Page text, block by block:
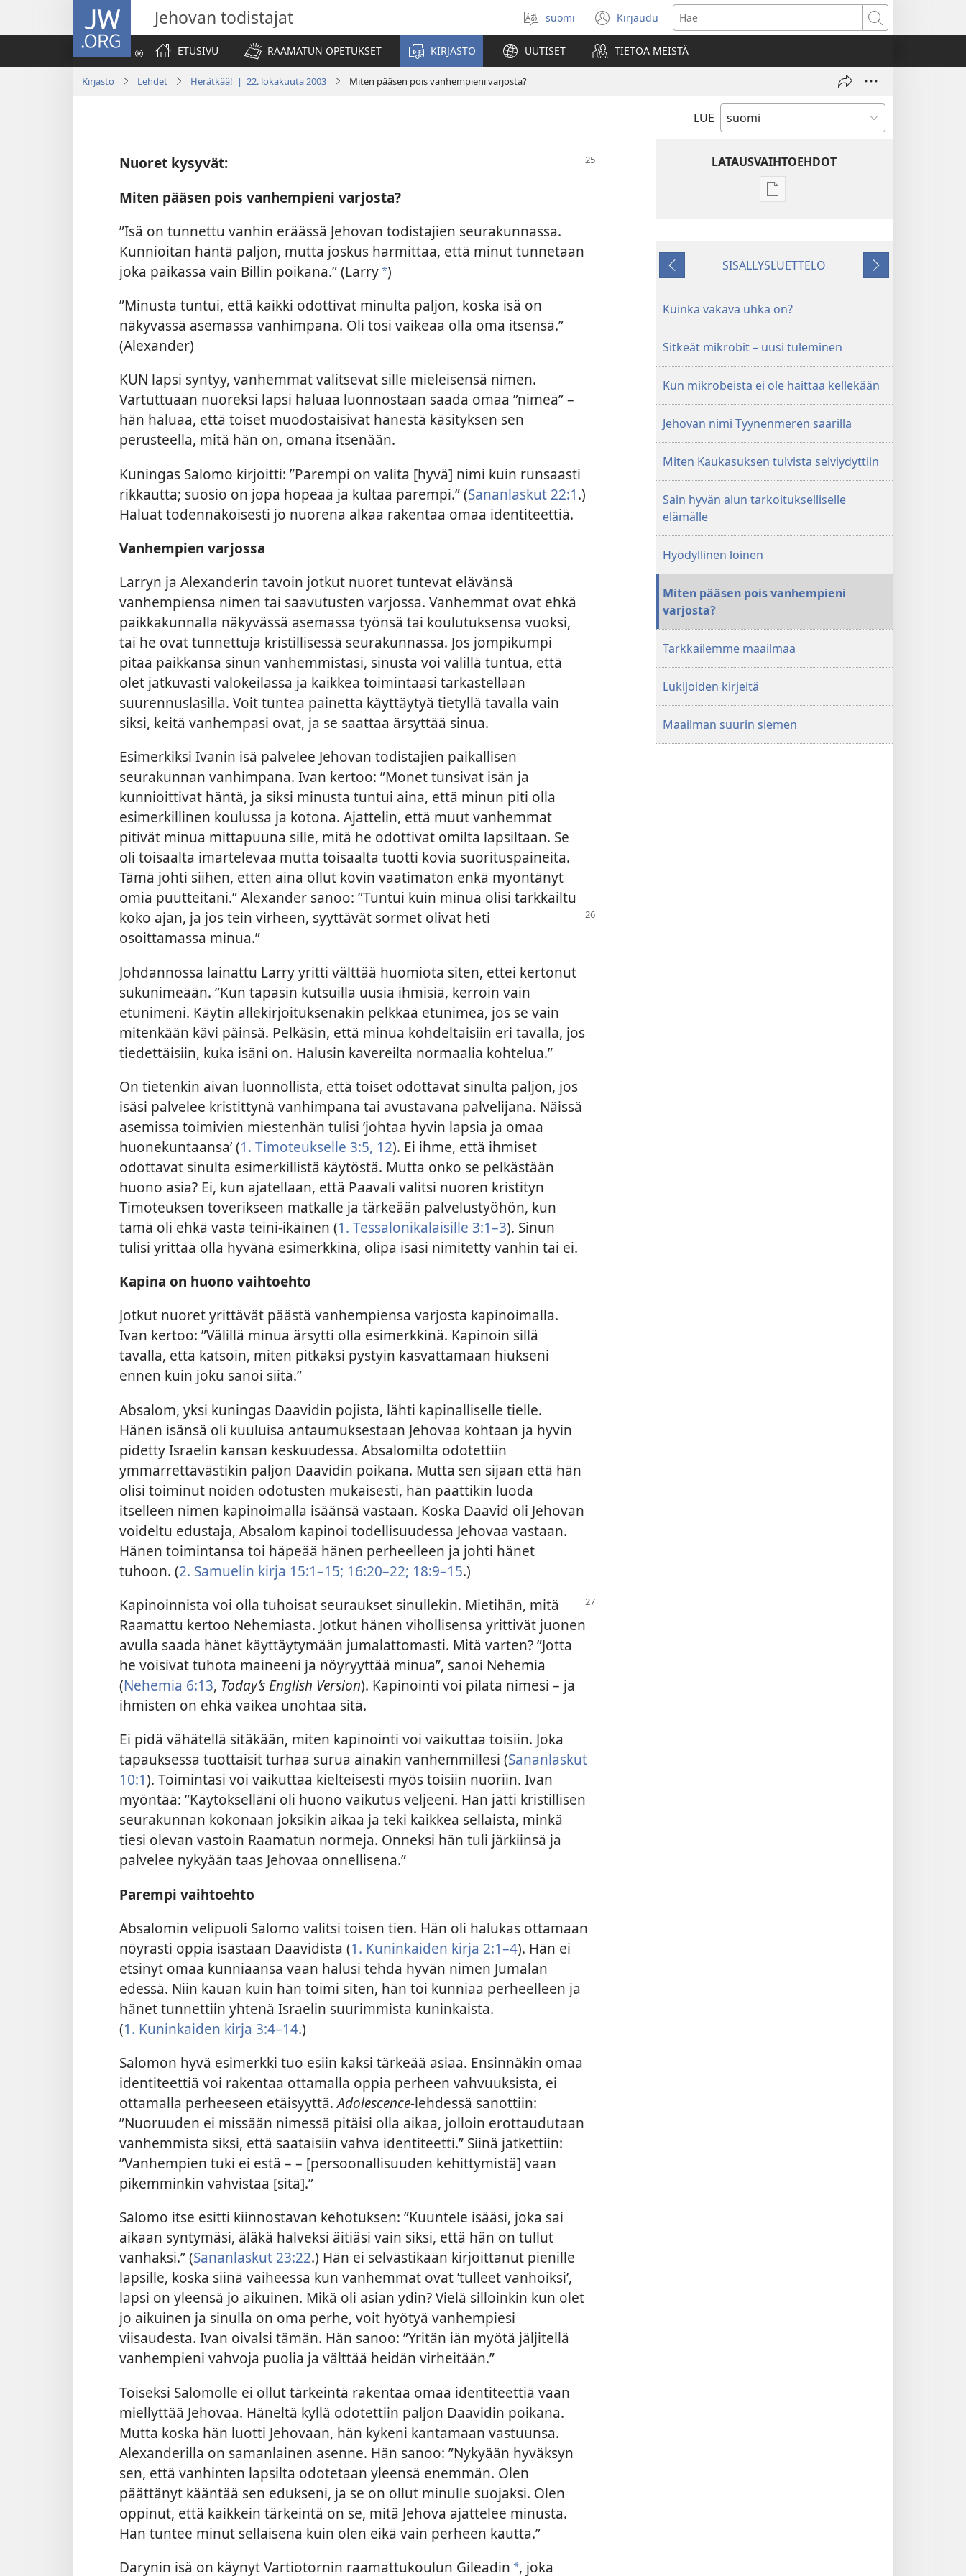
JW.ORG Jehovan todistajat
Valitse
kieli
suomi Kirjaudu
(avaa
uuden
ikkunan)
Hae
ETUSIVU
RAAMATUN OPETUKSET KIRJASTO UUTISET TIETOA MEISTÄ
Kirjasto Lehdet Herätkää! | 22. lokakuuta 2003 Miten pääsen pois vanhempieni varjosta?
LUE
Nuoret kysyvät:
Miten pääsen pois vanhempieni varjosta?
”Isä on tunnettu vanhin eräässä Jehovan todistajien seurakunnassa.
Kunnioitan häntä paljon, mutta joskus harmittaa, että minut tunnetaan
joka paikassa vain Billin poikana.” (Larry*)
”Minusta tuntui, että kaikki odottivat minulta paljon, koska isä on
näkyvässä asemassa vanhimpana. Oli tosi vaikeaa olla oma itsensä.”
(Alexander)
KUN lapsi syntyy, vanhemmat valitsevat sille mieleisensä nimen.
Vartuttuaan nuoreksi lapsi haluaa luonnostaan saada omaa ”nimeä” –
hän haluaa, että toiset muodostaisivat hänestä käsityksen sen
perusteella, mitä hän on, omana itsenään.
Kuningas Salomo kirjoitti: ”Parempi on valita [hyvä] nimi kuin runsaasti
rikkautta; suosio on jopa hopeaa ja kultaa parempi.” (Sananlaskut 22:1.)
Haluat todennäköisesti jo nuorena alkaa rakentaa omaa identiteettiä.
Vanhempien varjossa
Larryn ja Alexanderin tavoin jotkut nuoret tuntevat elävänsä
vanhempiensa nimen tai saavutusten varjossa. Vanhemmat ovat ehkä
paikkakunnalla näkyvässä asemassa työnsä tai koulutuksensa vuoksi,
tai he ovat tunnettuja kristillisessä seurakunnassa. Jos jompikumpi
pitää paikkansa sinun vanhemmistasi, sinusta voi välillä tuntua, että
olet jatkuvasti valokeilassa ja kaikkea toimintaasi tarkastellaan
suurennuslasilla. Voit tuntea painetta käyttäytyä tietyllä tavalla vain
siksi, keitä vanhempasi ovat, ja se saattaa ärsyttää sinua.
Esimerkiksi Ivanin isä palvelee Jehovan todistajien paikallisen
seurakunnan vanhimpana. Ivan kertoo: ”Monet tunsivat isän ja
kunnioittivat häntä, ja siksi minusta tuntui aina, että minun piti olla
esimerkillinen koulussa ja kotona. Ajattelin, että muut vanhemmat
pitivät minua mittapuuna sille, mitä he odottivat omilta lapsiltaan. Se
oli toisaalta imartelevaa mutta toisaalta tuotti kovia suorituspaineita.
Tämä johti siihen, etten aina ollut kovin vaatimaton enkä myöntänyt
omia puutteitani.” Alexander sanoo: ”Tuntui kuin minua olisi tarkkailtu
koko ajan, ja jos tein virheen, syyttävät sormet olivat heti
osoittamassa minua.”
Johdannossa lainattu Larry yritti välttää huomiota siten, ettei kertonut
sukunimeään. ”Kun tapasin kutsuilla uusia ihmisiä, kerroin vain
etunimeni. Käytin allekirjoituksenakin pelkkää etunimeä, jos se vain
mitenkään kävi päinsä. Pelkäsin, että minua kohdeltaisiin eri tavalla, jos
tiedettäisiin, kuka isäni on. Halusin kavereilta normaalia kohtelua.”
On tietenkin aivan luonnollista, että toiset odottavat sinulta paljon, jos
isäsi palvelee kristittynä vanhimpana tai avustavana palvelijana. Näissä
asemissa toimivien miestenhän tulisi ’johtaa hyvin lapsia ja omaa
huonekuntaansa’ (1. Timoteukselle 3:5, 12). Ei ihme, että ihmiset
odottavat sinulta esimerkillistä käytöstä. Mutta onko se pelkästään
huono asia? Ei, kun ajatellaan, että Paavali valitsi nuoren kristityn
Timoteuksen toverikseen matkalle ja tärkeään palvelustyöhön, kun
tämä oli ehkä vasta teini-ikäinen (1. Tessalonikalaisille 3:1–3). Sinun
tulisi yrittää olla hyvänä esimerkkinä, olipa isäsi nimitetty vanhin tai ei.
Kapina on huono vaihtoehto
Jotkut nuoret yrittävät päästä vanhempiensa varjosta kapinoimalla.
Ivan kertoo: ”Välillä minua ärsytti olla esimerkkinä. Kapinoin sillä
tavalla, että katsoin, miten pitkäksi pystyin kasvattamaan hiukseni
ennen kuin joku sanoi siitä.”
Absalom, yksi kuningas Daavidin pojista, lähti kapinalliselle tielle.
Hänen isänsä oli kuuluisa antaumuksestaan Jehovaa kohtaan ja hyvin
pidetty Israelin kansan keskuudessa. Absalomilta odotettiin
ymmärrettävästikin paljon Daavidin poikana. Mutta sen sijaan että hän
olisi toiminut noiden odotusten mukaisesti, hän päättikin luoda
itselleen nimen kapinoimalla isäänsä vastaan. Koska Daavid oli Jehovan
voideltu edustaja, Absalom kapinoi todellisuudessa Jehovaa vastaan.
Hänen toimintansa toi häpeää hänen perheelleen ja johti hänet
tuhoon. (2. Samuelin kirja 15:1–15; 16:20–22; 18:9–15.)
Kapinoinnista voi olla tuhoisat seuraukset sinullekin. Mietihän, mitä
Raamattu kertoo Nehemiasta. Jotkut hänen vihollisensa yrittivät juonen
avulla saada hänet käyttäytymään jumalattomasti. Mitä varten? ”Jotta
he voisivat tuhota maineeni ja nöyryyttää minua”, sanoi Nehemia
(Nehemia 6:13, Today’s English Version). Kapinointi voi pilata nimesi – ja
ihmisten on ehkä vaikea unohtaa sitä.
Ei pidä vähätellä sitäkään, miten kapinointi voi vaikuttaa toisiin. Joka
tapauksessa tuottaisit turhaa surua ainakin vanhemmillesi (Sananlaskut
10:1). Toimintasi voi vaikuttaa kielteisesti myös toisiin nuoriin. Ivan
myöntää: ”Käytökselläni oli huono vaikutus veljeeni. Hän jätti kristillisen
seurakunnan kokonaan joksikin aikaa ja teki kaikkea sellaista, minkä
tiesi olevan vastoin Raamatun normeja. Onneksi hän tuli järkiinsä ja
palvelee nykyään taas Jehovaa onnellisena.”
Parempi vaihtoehto
Absalomin velipuoli Salomo valitsi toisen tien. Hän oli halukas ottamaan
nöyrästi oppia isästään Daavidista (1. Kuninkaiden kirja 2:1–4). Hän ei
etsinyt omaa kunniaansa vaan halusi tehdä hyvän nimen Jumalan
edessä. Niin kauan kuin hän toimi siten, hän toi kunniaa perheelleen ja
hänet tunnettiin yhtenä Israelin suurimmista kuninkaista.
(1. Kuninkaiden kirja 3:4–14.)
Salomon hyvä esimerkki tuo esiin kaksi tärkeää asiaa. Ensinnäkin omaa
identiteettiä voi rakentaa ottamalla oppia perheen vahvuuksista, ei
ottamalla perheeseen etäisyyttä.Adolescence-lehdessä sanottiin:
”Nuoruuden ei missään nimessä pitäisi olla aikaa, jolloin erottaudutaan
vanhemmista siksi, että saataisiin vahva identiteetti.” Siinä jatkettiin:
”Vanhempien tuki ei estä – – [persoonallisuuden kehittymistä] vaan
pikemminkin vahvistaa [sitä].”
Salomo itse esitti kiinnostavan kehotuksen: ”Kuuntele isääsi, joka sai
aikaan syntymäsi, äläkä halveksi äitiäsi vain siksi, että hän on tullut
vanhaksi.” (Sananlaskut 23:22.) Hän ei selvästikään kirjoittanut pienille
lapsille, koska siinä vaiheessa kun vanhemmat ovat ’tulleet vanhoiksi’,
lapsi on yleensä jo aikuinen. Mikä oli asian ydin? Vielä silloinkin kun olet
jo aikuinen ja sinulla on oma perhe, voit hyötyä vanhempiesi
viisaudesta. Ivan oivalsi tämän. Hän sanoo: ”Yritän iän myötä jäljitellä
vanhempieni vahvoja puolia ja välttää heidän virheitään.”
Toiseksi Salomolle ei ollut tärkeintä rakentaa omaa identiteettiä vaan
miellyttää Jehovaa. Häneltä kyllä odotettiin paljon Daavidin poikana.
Mutta koska hän luotti Jehovaan, hän kykeni kantamaan vastuunsa.
Alexanderilla on samanlainen asenne. Hän sanoo: ”Nykyään hyväksyn
sen, että vanhinten lapsilta odotetaan yleensä enemmän. Olen
päättänyt kääntää sen edukseni, ja se on ollut minulle suojaksi. Olen
oppinut, että kaikkein tärkeintä on se, mitä Jehova ajattelee minusta.
Hän tuntee minut sellaisena kuin olen eikä vain perheen kautta.”
Darynin isä on käynyt Vartiotornin raamattukoulun Gileadin *, joka
LATAUSVAIHTOEHDOT
Julkaisujen
2003
Edellinen
SISÄLLYSLUETTELO
Seuraava
Kuinka vakava uhka on?
Sitkeät mikrobit – uusi tuleminen
Kun mikrobeista ei ole haittaa kellekään
Jehovan nimi Tyynenmeren saarilla
Miten Kaukasuksen tulvista selviydyttiin
Sain hyvän alun tarkoitukselliselle
elämälle
Hyödyllinen loinen
Miten pääsen pois vanhempieni
varjosta?
Tarkkailemme maailmaa
Lukijoiden kirjeitä
Maailman suurin siemen